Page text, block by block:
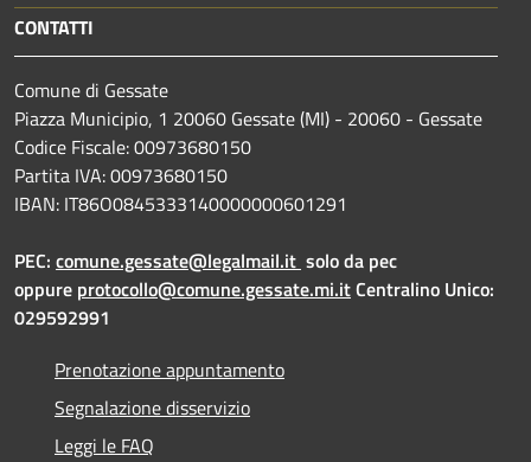
CONTATTI
Comune di Gessate
Piazza Municipio, 1 20060 Gessate (MI) - 20060 - Gessate
Codice Fiscale: 00973680150
Partita IVA: 00973680150
IBAN: IT86O0845333140000000601291
PEC: comune.gessate@legalmail.it solo da pec
oppure protocollo@comune.gessate.mi.itCentralino Unico:
029592991
Prenotazione appuntamento
Segnalazione disservizio
Leggi le FAQ